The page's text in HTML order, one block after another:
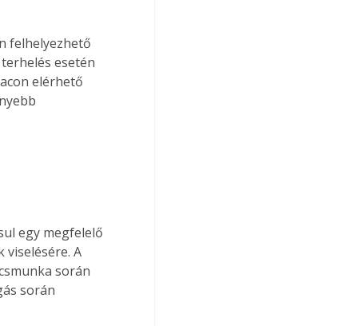
felhelyezhető
esetén
elérhető
egy megfelelő
viselésére. A
során
során